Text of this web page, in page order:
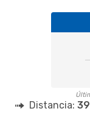
Distancia: